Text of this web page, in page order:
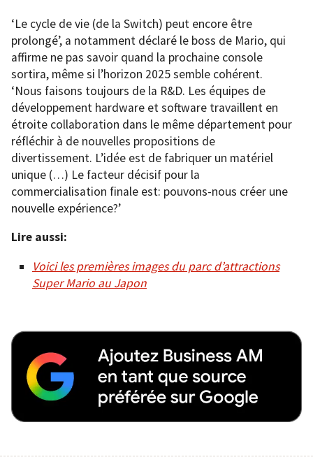
‘Le cycle de vie (de la Switch) peut encore être
prolongé’, a notamment déclaré le boss de Mario, qui
affirme ne pas savoir quand la prochaine console
sortira, même si l’horizon 2025 semble cohérent.
‘Nous faisons toujours de la R&D. Les équipes de
développement hardware et software travaillent en
étroite collaboration dans le même département pour
réfléchir à de nouvelles propositions de
divertissement. L’idée est de fabriquer un matériel
unique (…) Le facteur décisif pour la
commercialisation finale est: pouvons-nous créer une
nouvelle expérience?’
Lire aussi:
Voici les premières images du parc d’attractions
Super Mario au Japon